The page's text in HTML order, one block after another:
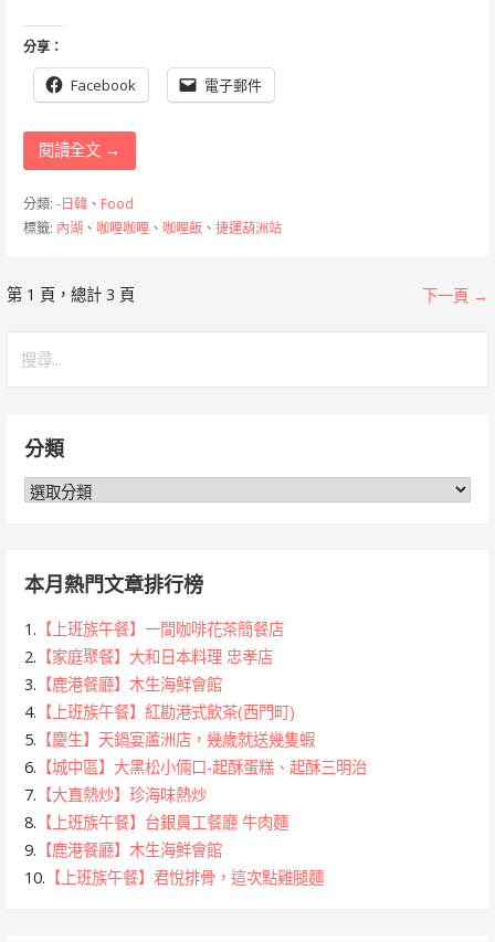
分享：
Facebook 電子郵件
閱讀全文 →
分類: -日韓、 Food
標籤: 內湖 、 咖哩咖哩、 咖哩飯、 捷運葫洲站
[文
章]
覽
第 1 頁，總計 3 頁 下一頁 →
字:分類
分
本月熱門文章排行榜
1. 【上班族午餐】一間咖啡花茶簡餐店
2. 【家庭聚餐】大和日本料理 忠孝店
3. 【鹿港餐廳】木生海鮮會館
4. 【上班族午餐】紅勘港式飲茶(西門町)
5. 【慶生】天鍋宴蘆洲店，幾歲就送幾隻蝦
6. 【城中區】大黑松小倆口-起酥蛋糕、起酥三明治
7. 【大直熱炒】珍海味熱炒
8. 【上班族午餐】台銀員工餐廳 牛肉麵
9. 【鹿港餐廳】木生海鮮會館
10. 【上班族午餐】君悅排骨，這次點雞腿麵